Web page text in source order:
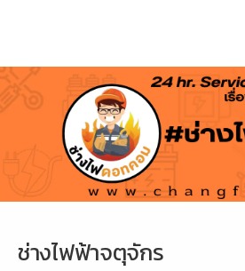
ยัง
เนื้อหา
ช่างไฟฟ้าจตุจักร